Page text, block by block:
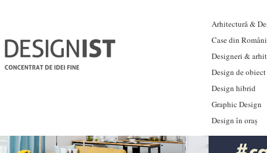
Arhitectură &
Case din
Designeri &
Design de obiect
Design hibrid
Graphic Design
Design în oraș